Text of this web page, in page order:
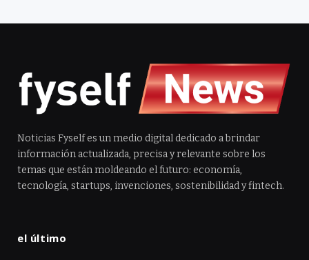
Noticias Fyself es un medio digital dedicado a brindar
información actualizada, precisa y relevante sobre los
temas que están moldeando el futuro: economía,
tecnología, startups, invenciones, sostenibilidad y fintech.
el último